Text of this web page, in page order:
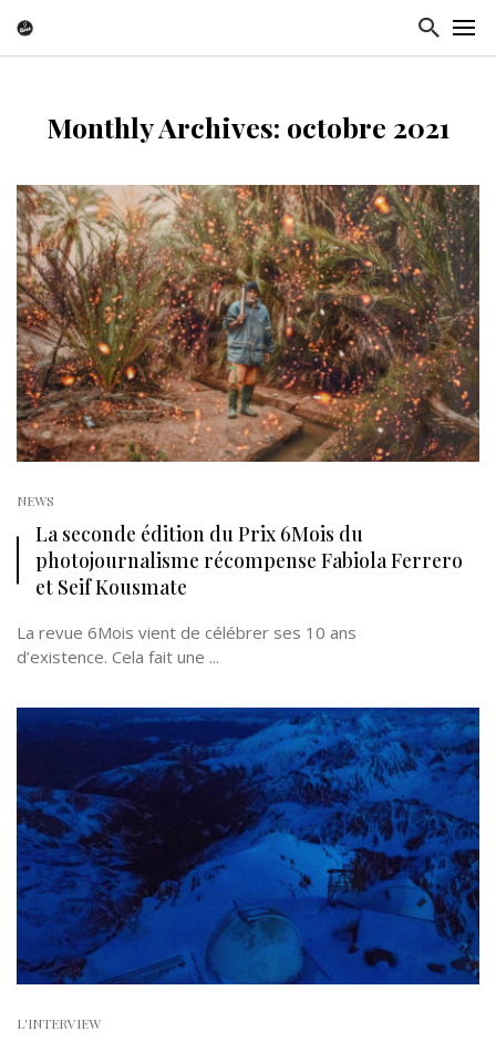
Monthly Archives: octobre 2021
NEWS
La seconde édition du Prix 6Mois du
photojournalisme récompense Fabiola Ferrero
et Seif Kousmate
La revue 6Mois vient de célébrer ses 10 ans
d’existence. Cela fait une ...
L'INTERVIEW